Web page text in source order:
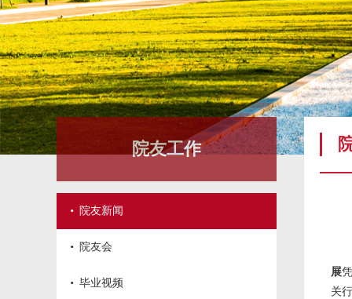
院友工作
· 院友新闻
· 院友会
· 毕业视频
展
关